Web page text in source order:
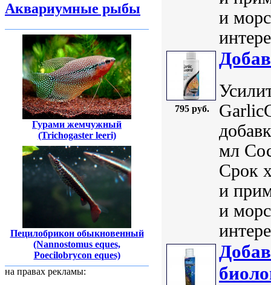
Аквариумные рыбы
Гурами жемчужный
(Trichogaster leeri)
Пецилобрикон обыкновенный
(Nannostomus eques,
Poecilobrycon eques)
на правах рекламы:
и
795 руб.
мл
Срок
и
и